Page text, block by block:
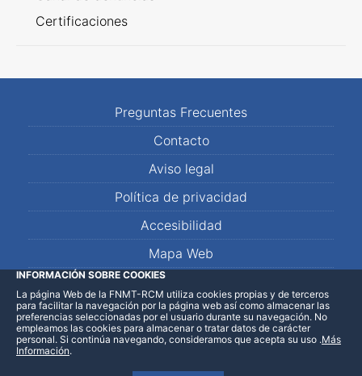
Certificaciones
Preguntas Frecuentes
Contacto
Aviso legal
Política de privacidad
Accesibilidad
Mapa Web
LinkedInFacebookWhatsApp
INFORMACIÓN SOBRE COOKIES
La página Web de la FNMT-RCM utiliza cookies propias y de terceros
para facilitar la navegación por la página web así como almacenar las
preferencias seleccionadas por el usuario durante su navegación. No
empleamos las cookies para almacenar o tratar datos de carácter
personal. Si continúa navegando, consideramos que acepta su uso .Más
Información.